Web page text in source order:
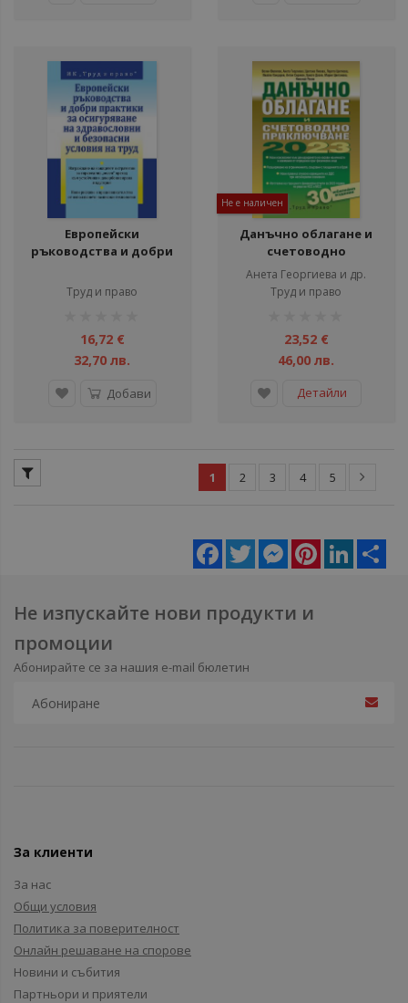
Европейски
ръководства и добри
осигуряване на
здравословни и
труд
Труд и право
16,72 €
32,70 лв.
Добави
Не е наличен
Данъчно облагане и
счетоводно
приключване на 2023 г.
Анета Георгиева и др.
Труд и право
23,52 €
46,00 лв.
Детайли
1 2 3 4 5
Facebook
Twitter MessengerPinterestLinkedIn
Не изпускайте нови продукти и
промоции
Абонирайте се за нашия e-mail бюлетин
За клиенти
За нас
Общи условия
Политика за поверителност
Онлайн решаване на спорове
Новини и събития
Партньори и приятели